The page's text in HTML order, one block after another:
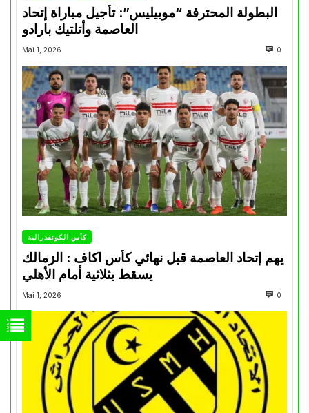
البطولة المحترفة “موبيليس”: تأجيل مباراة إتحاد
العاصمة وأتلتيك بارادو
Mai 1, 2026 0
كأس الكونفدرالية
يهم إتحاد العاصمة قبل نهائي كأس اكاف : الزمالك
Mai 1, 2026 0